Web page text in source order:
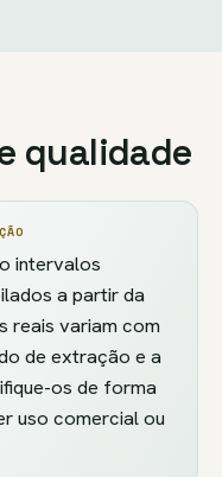
qualidade
intervalos
a partir da
reais variam com
de extração e a
os de forma
uso comercial ou